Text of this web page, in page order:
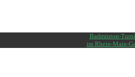
Badminton-
im Rhein-Main-